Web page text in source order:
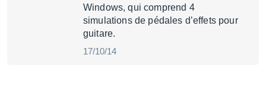
Windows, qui comprend 4
simulations de pédales d’effets pour
guitare.
17/10/14